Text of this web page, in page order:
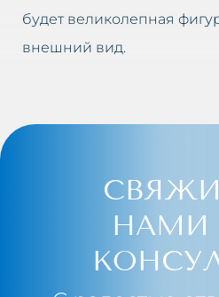
будет великолепная
внешний вид.
НАМИ